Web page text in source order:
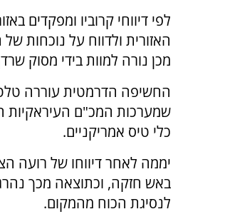
לפי דיווחי קרוביו
האזורית ולדווח על נוכחות
מכן נורה למוות בידי מסוק
החשיפה הדרמטית עוררה
שמערכות המכ"ם העיראקיות
כלי טיס אמריקניים.
יממה לאחר דיווחו של רועה
באש חזקה, וכתוצאה מכך נהרג
לנסיגת הכוח מהמקום.